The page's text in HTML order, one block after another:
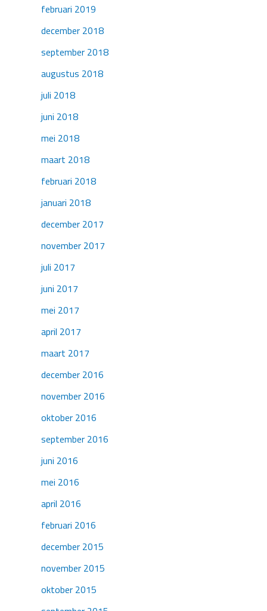
februari 2019
december 2018
september 2018
augustus 2018
juli 2018
juni 2018
mei 2018
maart 2018
februari 2018
januari 2018
december 2017
november 2017
juli 2017
juni 2017
mei 2017
april 2017
maart 2017
december 2016
november 2016
oktober 2016
september 2016
juni 2016
mei 2016
april 2016
februari 2016
december 2015
november 2015
oktober 2015